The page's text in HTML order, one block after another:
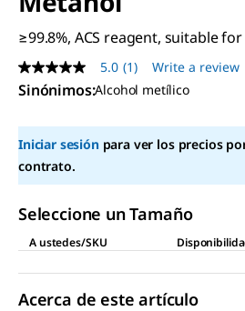
≥99.8%, ACS reagent, suitable for
5.0
out
of
stars,
average
rating
value.
Read
a
Review.
Same
page
5.0 (1) Write a review
Sinónimos:Alcohol metílico
Iniciar sesiónpara ver los precios
contrato.
Seleccione un Tamaño
A ustedes/SKU
Acerca de este artículo